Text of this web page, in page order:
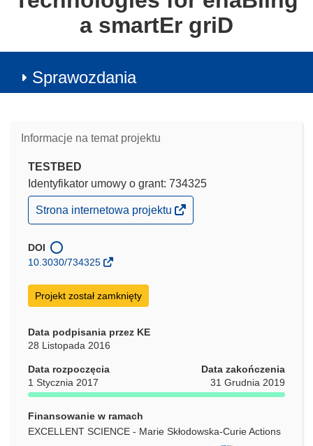
a smartEr griD
Sprawozdania
Informacje na temat projektu
TESTBED
Identyfikator umowy o grant: 734325
(odnośnik
otworzy
w
nowym
Strona internetowa projektu
DOI
10.3030/734325
Projekt został zamknięty
Data podpisania przez KE
28 Listopada 2016
Data rozpoczęcia
1 Stycznia 2017
Data zakończenia
31 Grudnia 2019
Finansowanie w ramach
EXCELLENT SCIENCE - Marie Skłodowska-Curie Actions